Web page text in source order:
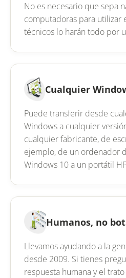
No es necesario que sepa
computadoras para utilizar
técnicos lo harán todo por
Cualquier
Puede transferir desde
Windows a cualquier
cualquier fabricante, de
ejemplo, de un ordenador
Windows 10 a un portátil
Humanos, no
Llevamos ayudando a la
desde 2009. Si tienes
respuesta humana y el